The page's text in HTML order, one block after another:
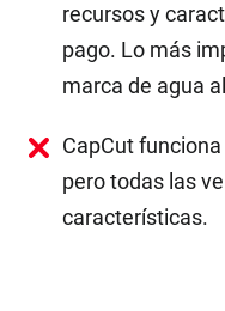
recursos y
pago. Lo más
marca de agua
CapCut
pero todas las
características.